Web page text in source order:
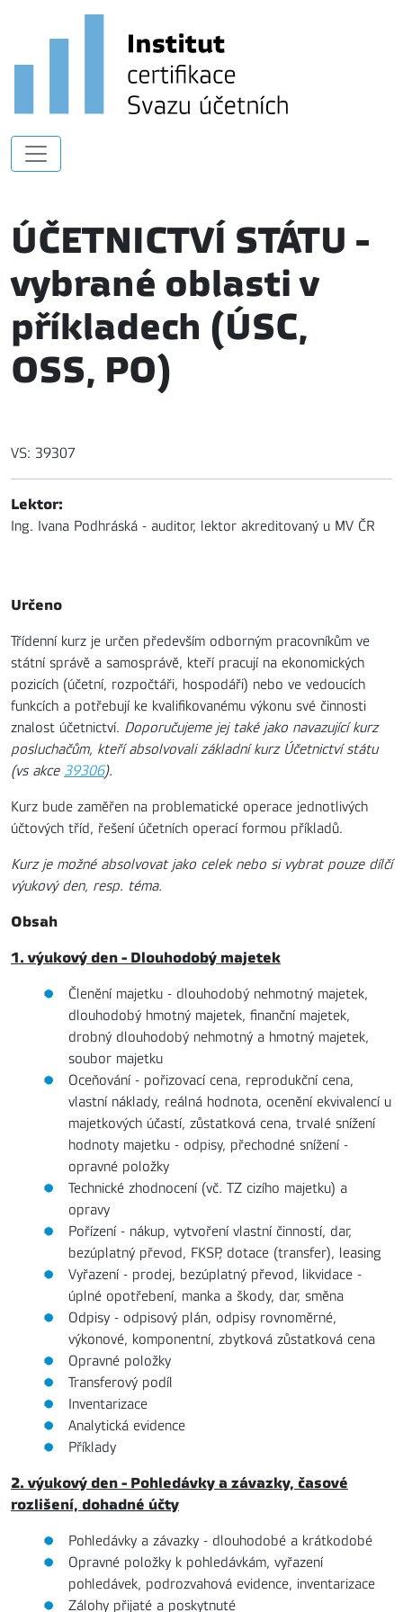
ÚČETNICTVÍ STÁTU -
vybrané oblasti v
příkladech (ÚSC,
OSS, PO)
VS: 39307
Lektor:
Ing. Ivana Podhráská - auditor, lektor akreditovaný u MV ČR
Určeno
Třídenní kurz je určen především odborným pracovníkům ve
státní správě a samosprávě, kteří pracují na ekonomických
pozicích (účetní, rozpočtáři, hospodáři) nebo ve vedoucích
funkcích a potřebují ke kvalifikovanému výkonu své činnosti
znalost účetnictví. Doporučujeme jej také jako navazující kurz
posluchačům, kteří absolvovali základní kurz Účetnictví státu
(vs akce 39306).
Kurz bude zaměřen na problematické operace jednotlivých
účtových tříd, řešení účetních operací formou příkladů.
Kurz je možné absolvovat jako celek nebo si vybrat pouze dílčí
výukový den, resp. téma.
Obsah
1. výukový den - Dlouhodobý majetek
Členění majetku - dlouhodobý nehmotný majetek,
dlouhodobý hmotný majetek, finanční majetek,
drobný dlouhodobý nehmotný a hmotný majetek,
soubor majetku
Oceňování - pořizovací cena, reprodukční cena,
vlastní náklady, reálná hodnota, ocenění ekvivalencí u
majetkových účastí, zůstatková cena, trvalé snížení
hodnoty majetku - odpisy, přechodné snížení -
opravné položky
Technické zhodnocení (vč. TZ cizího majetku) a
opravy
Pořízení - nákup, vytvoření vlastní činností, dar,
bezúplatný převod, FKSP, dotace (transfer), leasing
Vyřazení - prodej, bezúplatný převod, likvidace -
úplné opotřebení, manka a škody, dar, směna
Odpisy - odpisový plán, odpisy rovnoměrné,
výkonové, komponentní, zbytková zůstatková cena
Opravné položky
Transferový podíl
Inventarizace
Analytická evidence
Příklady
2. výukový den - Pohledávky a závazky, časové
rozlišení, dohadné účty
Pohledávky a závazky - dlouhodobé a krátkodobé
Opravné položky k pohledávkám, vyřazení
pohledávek, podrozvahová evidence, inventarizace
Zálohy přijaté a poskytnuté